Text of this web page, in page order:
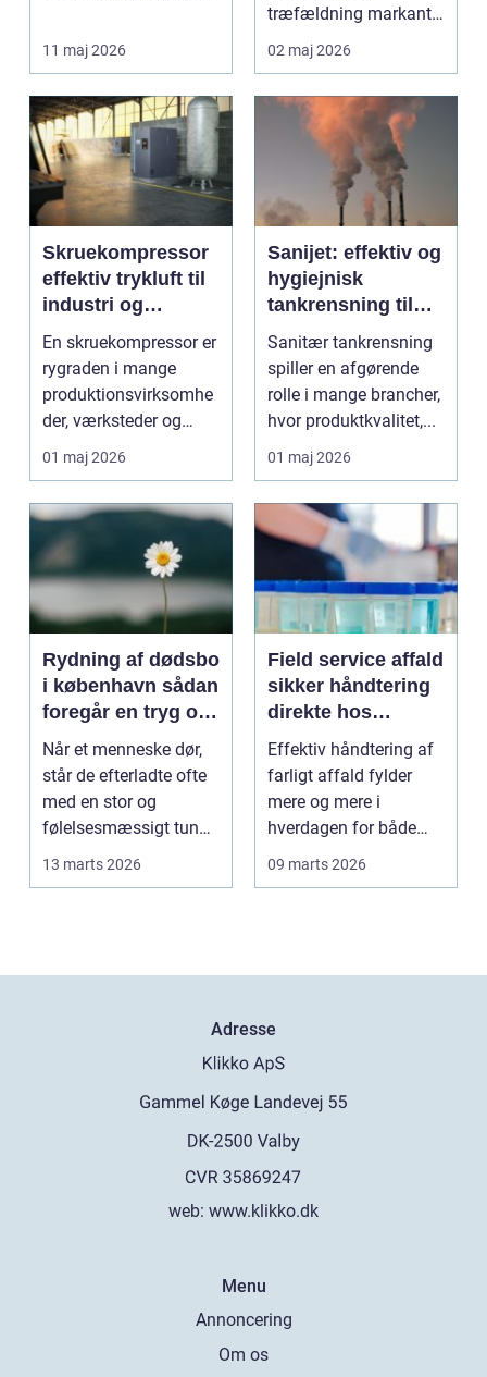
11 maj 2026
træfældning markant
lettere. I stedet for at
bruge we...
02 maj 2026
Skruekompressor
effektiv trykluft til
industri og
værksted
En skruekompressor er
rygraden i mange
produktionsvirksomhe
der, værksteder og
autohuse. Den leverer
01 maj 2026
Sanijet: effektiv og
hygiejnisk
tankrensning til
krævende
industrier
Sanitær tankrensning
spiller en afgørende
rolle i mange brancher,
hvor produktkvalitet,...
01 maj 2026
Rydning af dødsbo
i københavn sådan
foregår en tryg og
effektiv proces
Når et menneske dør,
står de efterladte ofte
med en stor og
følelsesmæssigt tung
opgave: at få rydde...
13 marts 2026
Field service affald
sikker håndtering
direkte hos
virksomheden
Effektiv håndtering af
farligt affald fylder
mere og mere i
hverdagen for både
produktionsvirksomhe
09 marts 2026
Adresse
web: www.klikko.dk
Menu
Annoncering
Om os